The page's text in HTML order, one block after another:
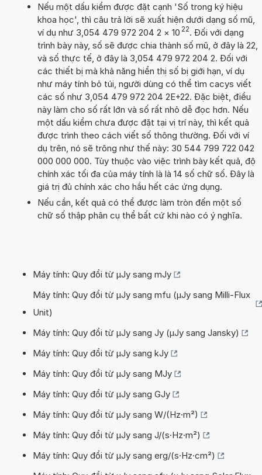
Nếu một dấu kiểm được đặt cạnh 'Số trong ký hiệu
khoa học', thì câu trả lời sẽ xuất hiện dưới dạng số mũ,
ví dụ như 3,054 479 972 204 2 × 10 22. Đối với dạng
trình bày này, số sẽ được chia thành số mũ, ở đây là 22,
và số thực tế, ở đây là 3,054 479 972 204 2. Đối với
các thiết bị mà khả năng hiển thị số bị giới hạn, ví dụ
như máy tính bỏ túi, người dùng có thể tìm cacys viết
các số như 3,054 479 972 204 2E+22. Đặc biệt, điều
này làm cho số rất lớn và số rất nhỏ dễ đọc hơn. Nếu
một dấu kiểm chưa được đặt tại vị trí này, thì kết quả
được trình theo cách viết số thông thường. Đối với ví
dụ trên, nó sẽ trông như thế này: 30 544 799 722 042
000 000 000. Tùy thuộc vào việc trình bày kết quả, độ
chính xác tối đa của máy tính là là 14 số chữ số. Đây là
giá trị đủ chính xác cho hầu hết các ứng dụng.
Nếu cần, kết quả có thể được làm tròn đến một số
chữ số thập phân cụ thể bất cứ khi nào có ý nghĩa.
Máy tính: Quy đổi từ µJy sang mJy
Máy tính: Quy đổi từ µJy sang mfu (µJy sang Milli-Flux
Unit)
Máy tính: Quy đổi từ µJy sang Jy (µJy sang Jansky)
Máy tính: Quy đổi từ µJy sang kJy
Máy tính: Quy đổi từ µJy sang MJy
Máy tính: Quy đổi từ µJy sang GJy
Máy tính: Quy đổi từ µJy sang W/(Hz·m²)
Máy tính: Quy đổi từ µJy sang J/(s·Hz·m²)
Máy tính: Quy đổi từ µJy sang erg/(s·Hz·cm²)